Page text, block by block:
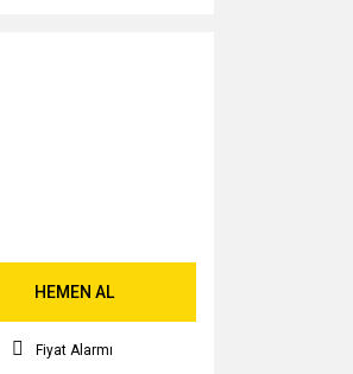
HEMEN AL
Fiyat Alarmı